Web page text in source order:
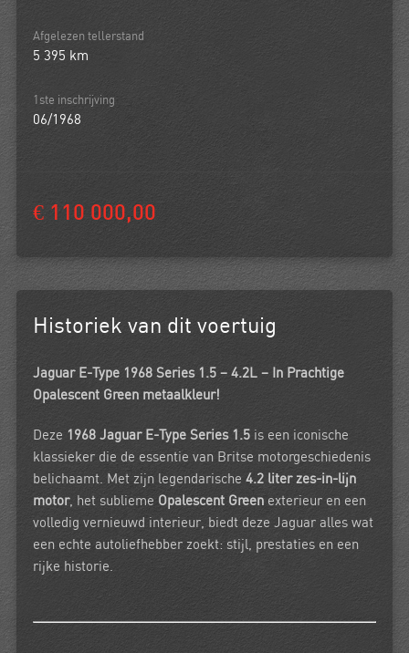
Afgelezen tellerstand
5 395 km
1ste inschrijving
06/1968
€ 110 000,00
Historiek van dit voertuig
Jaguar E-Type 1968 Series 1.5 – 4.2L – In Prachtige
Opalescent Green metaalkleur!
Deze 1968 Jaguar E-Type Series 1.5 is een iconische
klassieker die de essentie van Britse motorgeschiedenis
belichaamt. Met zijn legendarische 4.2 liter zes-in-lijn
motor, het sublieme Opalescent Green exterieur en een
volledig vernieuwd interieur, biedt deze Jaguar alles wat
een echte autoliefhebber zoekt: stijl, prestaties en een
rijke historie.